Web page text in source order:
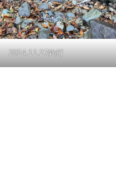
2024.11.27釣行